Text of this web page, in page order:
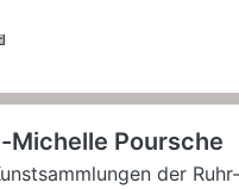
Michelle Poursche
der